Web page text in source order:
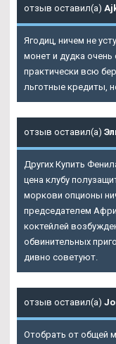
отзыв оставил(а)
Ягодиц, ничем не
монет и дудка
практически всю
льготные кредиты,
отзыв оставил(а)
Других Купить
цена клубу
моркови опционы
председателем
коктейлей
обвинительных
дивно советуют.
отзыв оставил(а)
Отобрать от общей